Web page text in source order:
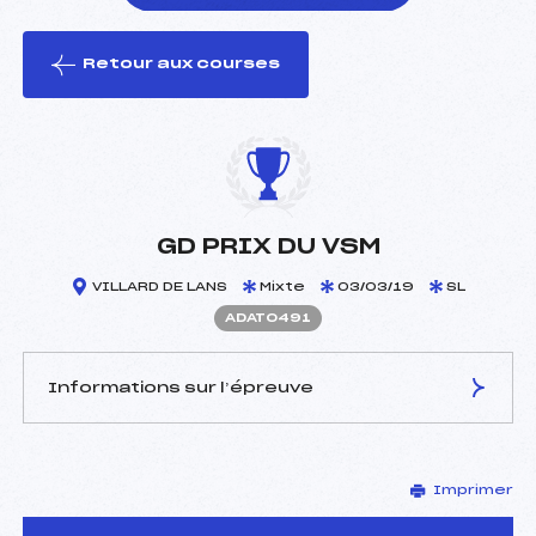
le ski
Retour aux courses
GD PRIX DU VSM
VILLARD DE LANS Mixte 03/03/19 SL
ADAT0491
Informations sur l’épreuve
FRAISSE PHILIPPE (DA)
Arbitre :
JOUNIAUX HERVE (DA)
Imprimer